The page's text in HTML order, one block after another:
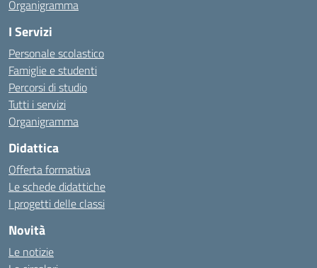
Organigramma
I Servizi
Personale scolastico
Famiglie e studenti
Percorsi di studio
Tutti i servizi
Organigramma
Didattica
Offerta formativa
Le schede didattiche
I progetti delle classi
Novità
Le notizie